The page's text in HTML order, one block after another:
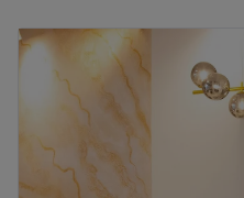
Dienstag
Mittwoch
Donnerstag
Freitag
Samstag
Sonntag